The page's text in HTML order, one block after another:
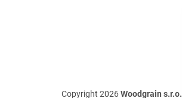
Copyright 2026Woodgrain s.r.o.